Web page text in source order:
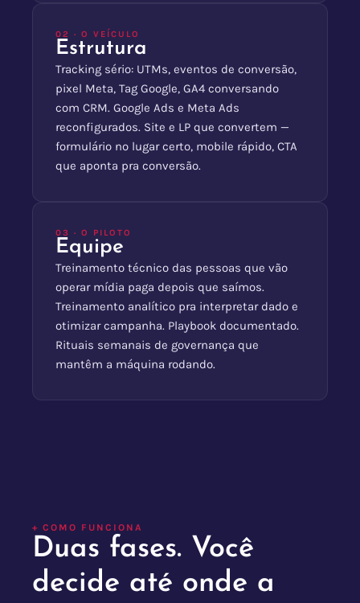
02 · O VEÍCULO
Estrutura
Tracking sério: UTMs, eventos de conversão,
pixel Meta, Tag Google, GA4 conversando
com CRM. Google Ads e Meta Ads
reconfigurados. Site e LP que convertem —
formulário no lugar certo, mobile rápido, CTA
que aponta pra conversão.
03 · O PILOTO
Equipe
Treinamento técnico das pessoas que vão
operar mídia paga depois que saímos.
Treinamento analítico pra interpretar dado e
otimizar campanha. Playbook documentado.
Rituais semanais de governança que
mantêm a máquina rodando.
+ COMO FUNCIONA
Duas fases. Você
decide até onde a